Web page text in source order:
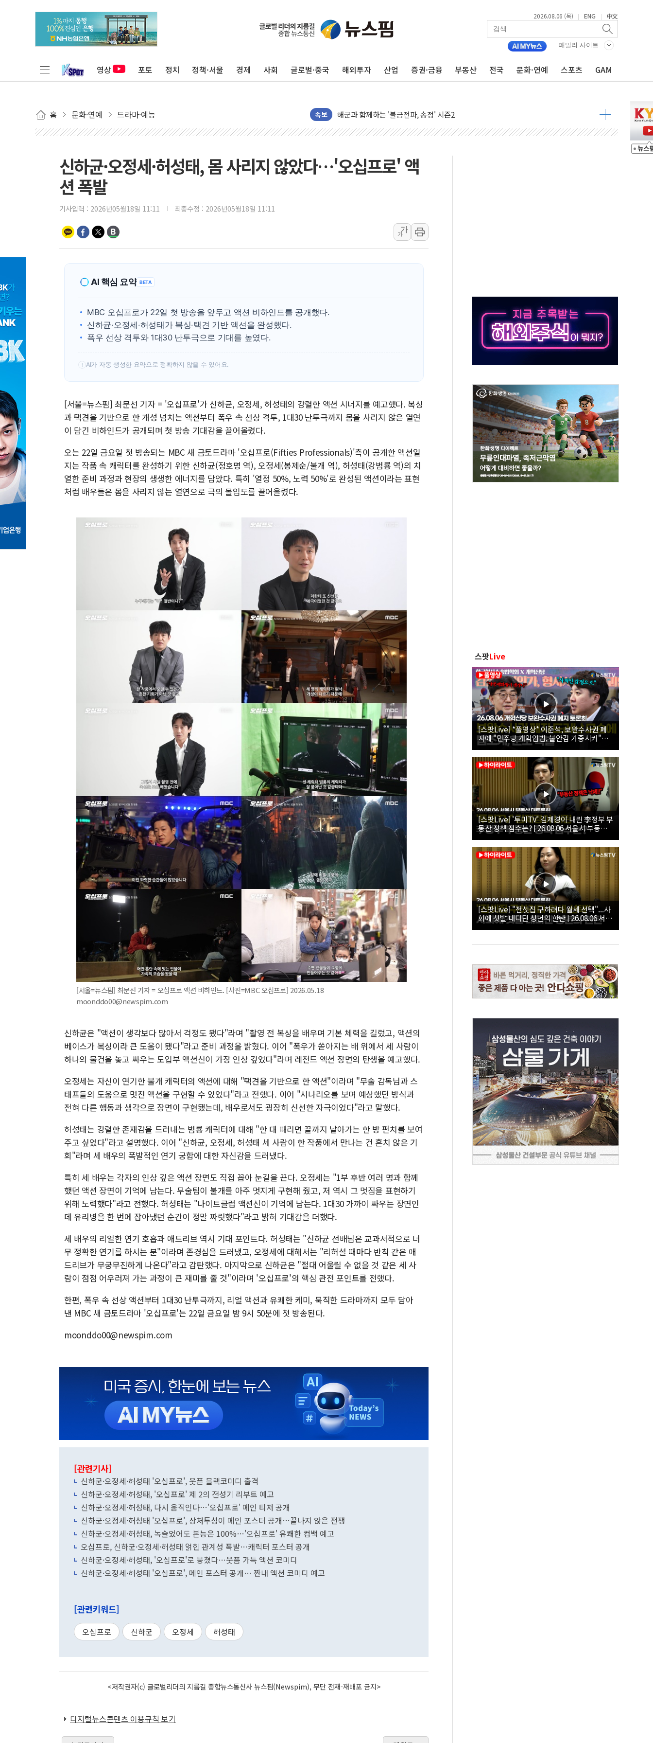
2026.08.06 (목) | ENG | 中文
패밀리 사이트
영상 포토 정치 정책·서울 경제 사회 글로벌·중국 해외투자 산업 증권·금융 부동산 전국 문화·연예 스포츠 GAM
홈 문화·연예 드라마·예능 속보
주한미군 "오산기지 누출, 백린 아닌 무해한 표면 부식 물질"
구미 폐염산처리업체서 불 2시간30여분만에 진화...외국인 노동자 숨져
강원도 폭염특보 11일째…온열질환·가축 피해 최소화 '총력 대응'
[코인 시황] 비트코인, ETF 자금 유입에도 박스권…美 암호화폐 법안 처리 여부도 변수
강원·전라권 폭염중대경보 확대…온열질환자 2665명·사망 23명
빚투·레버리지 줄었지만, 반도체 두 종목에 코스피 '휘청'
법원, '관저 이전 봐주기 감사' 유병호 구속적부심 기각
성폭력 피해자 보호단체, 경찰수사개혁위에 보완수사권 폐지 우려 전달
제천 바이오밸리 공장 옥상서 불…30여분 만에 진화
개혁신당 "민주, '盧 수사' 악연으로 형사사법 틀 바꿔…국민 불안감 가중"
CJ온스타일, 2분기 영업익 260억원…전년 比 21.2%↑
신하균·오정세·허성태, 몸 사리지 않았다…'오십프로' 액
션 폭발
기사입력 : 2026년05월18일 11:11 최종수정 : 2026년05월18일 11:11
가
가
AI 핵심 요약 BETA
MBC 오십프로가 22일 첫 방송을 앞두고 액션 비하인드를 공개했다.
신하균·오정세·허성태가 복싱·택견 기반 액션을 완성했다.
폭우 선상 격투와 1대30 난투극으로 기대를 높였다.
! AI가 자동 생성한 요약으로 정확하지 않을 수 있어요.
[서울=뉴스핌] 최문선 기자 = '오십프로'가 신하균, 오정세, 허성태의 강렬한 액션 시너지를 예고했다. 복싱
과 택견을 기반으로 한 개성 넘치는 액션부터 폭우 속 선상 격투, 1대30 난투극까지 몸을 사리지 않은 열연
이 담긴 비하인드가 공개되며 첫 방송 기대감을 끌어올렸다.
오는 22일 금요일 첫 방송되는 MBC 새 금토드라마 '오십프로(Fifties Professionals)'측이 공개한 액션일
지는 작품 속 캐릭터를 완성하기 위한 신하균(정호명 역), 오정세(봉제순/불개 역), 허성태(강범룡 역)의 치
열한 준비 과정과 현장의 생생한 에너지를 담았다. 특히 '열정 50%, 노력 50%'로 완성된 액션이라는 표현
처럼 배우들은 몸을 사리지 않는 열연으로 극의 몰입도를 끌어올렸다.
[서울=뉴스핌] 최문선 기자 = 오십프로 액션 비하인드. [사진=MBC 오십프로] 2026.05.18
moonddo00@newspim.com
신하균은 "액션이 생각보다 많아서 걱정도 됐다"라며 "촬영 전 복싱을 배우며 기본 체력을 길렀고, 액션의
베이스가 복싱이라 큰 도움이 됐다"라고 준비 과정을 밝혔다. 이어 "폭우가 쏟아지는 배 위에서 세 사람이
하나의 물건을 놓고 싸우는 도입부 액션신이 가장 인상 깊었다"라며 레전드 액션 장면의 탄생을 예고했다.
오정세는 자신이 연기한 불개 캐릭터의 액션에 대해 "택견을 기반으로 한 액션"이라며 "무술 감독님과 스
태프들의 도움으로 멋진 액션을 구현할 수 있었다"라고 전했다. 이어 "시나리오를 보며 예상했던 방식과
전혀 다른 행동과 생각으로 장면이 구현됐는데, 배우로서도 굉장히 신선한 자극이었다"라고 말했다.
허성태는 강렬한 존재감을 드러내는 범룡 캐릭터에 대해 "한 대 때리면 끝까지 날아가는 한 방 펀치를 보여
주고 싶었다"라고 설명했다. 이어 "신하균, 오정세, 허성태 세 사람이 한 작품에서 만나는 건 흔치 않은 기
회"라며 세 배우의 폭발적인 연기 궁합에 대한 자신감을 드러냈다.
특히 세 배우는 각자의 인상 깊은 액션 장면도 직접 꼽아 눈길을 끈다. 오정세는 "1부 후반 여러 명과 함께
했던 액션 장면이 기억에 남는다. 무술팀이 불개를 아주 멋지게 구현해 줬고, 저 역시 그 멋짐을 표현하기
위해 노력했다"라고 전했다. 허성태는 "나이트클럽 액션신이 기억에 남는다. 1대30 가까이 싸우는 장면인
데 유리병을 한 번에 잡아냈던 순간이 정말 짜릿했다"라고 밝혀 기대감을 더했다.
세 배우의 리얼한 연기 호흡과 애드리브 역시 기대 포인트다. 허성태는 "신하균 선배님은 교과서적으로 너
무 정확한 연기를 하시는 분"이라며 존경심을 드러냈고, 오정세에 대해서는 "리허설 때마다 반칙 같은 애
드리브가 무궁무진하게 나온다"라고 감탄했다. 마지막으로 신하균은 "절대 어울릴 수 없을 것 같은 세 사
람이 점점 어우러져 가는 과정이 큰 재미를 줄 것"이라며 '오십프로'의 핵심 관전 포인트를 전했다.
한편, 폭우 속 선상 액션부터 1대30 난투극까지, 리얼 액션과 유쾌한 케미, 묵직한 드라마까지 모두 담아
낸 MBC 새 금토드라마 '오십프로'는 22일 금요일 밤 9시 50분에 첫 방송된다.
moonddo00@newspim.com
[관련기사]
신하균·오정세·허성태 '오십프로', 웃픈 블랙코미디 출격
신하균·오정세·허성태, '오십프로' 제 2의 전성기 리부트 예고
신하균·오정세·허성태, 다시 움직인다…'오십프로' 메인 티저 공개
신하균·오정세·허성태 '오십프로', 상처투성이 메인 포스터 공개…끝나지 않은 전쟁
신하균·오정세·허성태, 녹슬었어도 본능은 100%…'오십프로' 유쾌한 컴백 예고
오십프로, 신하균·오정세·허성태 얽힌 관계성 폭발…캐릭터 포스터 공개
신하균·오정세·허성태, '오십프로'로 뭉쳤다…웃픔 가득 액션 코미디
신하균·오정세·허성태 '오십프로', 메인 포스터 공개… 짠내 액션 코미디 예고
[관련키워드]
오십프로 신하균 오정세 허성태
<저작권자(c) 글로벌리더의 지름길 종합뉴스통신사 뉴스핌(Newspim), 무단 전재-재배포 금지>
디지털뉴스콘텐츠 이용규칙 보기
스팟Live
[스팟Live] *풀영상* 이준석, 보완수사권 폐
지에 "민주당 개악입법, 불안감 가중시켜"｜
26.08.06 개혁신당 보완수사권 폐지 토론회
[스팟Live] '투미TV' 김제경이 내린 李정부 부
동산 정책 점수는? | 26.08.06 서울시 부동산
대토론회
[스팟Live] "전셋집 구하려다 월세 선택"...사
회에 첫발 내디딘 청년의 한탄 | 26.08.06 서울
시 부동산 대토론회